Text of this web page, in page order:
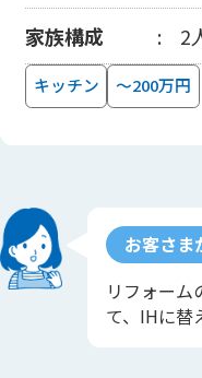
家族構成
2
キッチン ～200万円
お客さま
リフォーム
て、IHに替